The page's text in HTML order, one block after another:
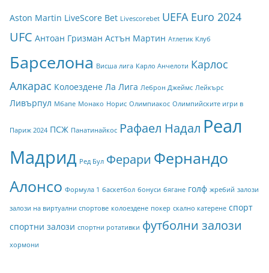
Aston Martin LiveScore Bet Livescorebet UEFA Euro 2024
UFC Антоан Гризман Астън Мартин Атлетик Клуб
Барселона Висша лига Карло Анчелоти Карлос
Алкарас Колоездене Ла Лига Леброн Джеймс Лейкърс
Ливърпул Мбапе Монако Норис Олимпиакос Олимпийските игри в
Париж 2024 ПСЖ Панатинайкос Рафаел Надал Реал
Мадрид Ред Бул Ферари Фернандо
Алонсо Формула 1 баскетбол бонуси бягане голф жребий залози
залози на виртуални спортове колоездене покер скално катерене спорт
спортни залози спортни ротативки футболни залози
хормони